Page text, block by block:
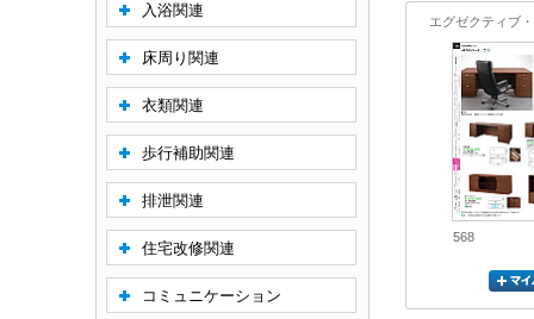
エグゼクティブ
568
入浴関連
床周り関連
衣類関連
歩行補助関連
排泄関連
住宅改修関連
コミュニケーション